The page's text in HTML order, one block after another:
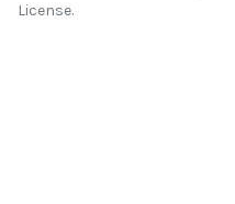
License.